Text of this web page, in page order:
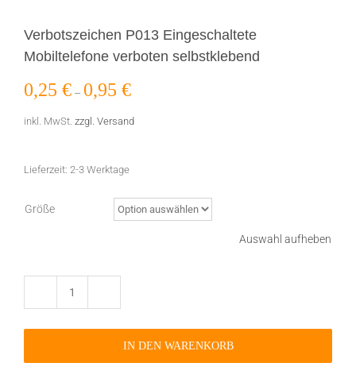
Verbotszeichen P013 Eingeschaltete
Mobiltelefone verboten selbstklebend
0,25 € – 0,95 €
inkl. MwSt. zzgl. Versand
Lieferzeit: 2-3 Werktage
Größe
Auswahl aufheben
Verbotszeichen
Eingeschaltete
Mobiltelefone
verboten
IN DEN WARENKORB